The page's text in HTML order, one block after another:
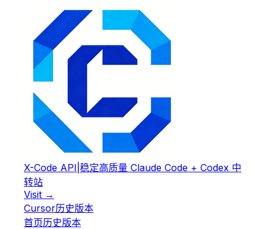
X-Code API 稳定高质量 Claude Code + Codex 中
转站
Visit →
Cursor历史版本
首页历史版本